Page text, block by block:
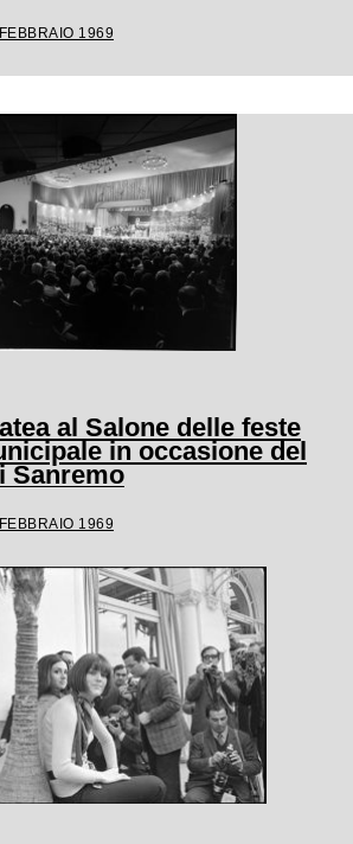
1969
al Salone delle feste
in occasione del
Sanremo
1969